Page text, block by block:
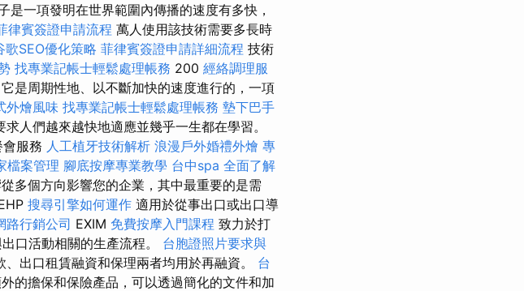
是一項發明在世界範圍內傳播的速度有多快，
律賓簽證申請流程 萬人使用該技術需要多長時
歌SEO優化策略 菲律賓簽證申請詳細流程 技術
找專業記帳士輕鬆處理帳務 200 經絡調理服
是周期性地、以不斷加快的速度進行的，一項
外燴風味 找專業記帳士輕鬆處理帳務 墊下巴手
人們越來越快地適應並幾乎一生都在學習。
服務 人工植牙技術解析 浪漫戶外婚禮外燴 專
檔案管理 腳底按摩專業教學 台中spa 全面了解
多個方向影響您的企業，其中最重要的是需
搜尋引擎如何運作 適用於從事出口或出口導
路行銷公司 EXIM 免費按摩入門課程 致力於打
口活動相關的生產流程。 台胞證照片要求與
出口租賃融資和保理兩者均用於再融資。 台
的擔保和保險產品，可以透過簡化的文件和加